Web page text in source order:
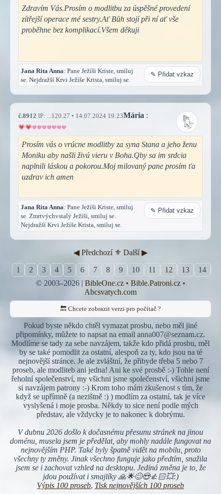
Zdravím Vás.Prosím o modlitbu za úspěšné provedení
zítřejší operace mé sestry.Ať Bůh stojí při ní ať vše
proběhne bez komplikací.Všem děkuji
Jana Rita Anna: Pane Ježíši Kriste, smiluj
se. Nejdražší Krvi Ježíše Krista, smiluj se.
✎ Přidat vzkaz
č.8912 IP: ...120.27 • 14.07.2024 19:23Mária :
Prosím vás o vrúcne modlitby za syna Stana a jeho ženu
Moniku aby našli živú vieru v Boha.Qby sa im srdcia
naplnili láskou a pokorou.Moj milovaný pane prosím ťa
uzdrav ich amen
Jana Rita Anna: Pane Ježíši Kriste, smiluj
se. Zmrtvýchvstalý Ježíši, smiluj se.
Nejdražší Krvi Ježíše Krista, smiluj se.
✎ Přidat vzkaz
◀︎ Předchozí ⚜︎ Další ▶︎
1 2 3 4 5 6 7 8 9 10 11 12 13 14
© 2003–2026 | BibleOne.cz• Bible.Patroni.cz•
Abcsvatych.com
🔙 Chcete zobrazit verzi pro počítač ?
Pokud byste někdo chtěl vymazat prosbu, nebo měl jiné
připomínky, můžete to napsat na email anna007@seznam.cz.
Modlíme se tady za sebe navzájem, takže kdo přidá prosbu, měl
by se také pomodlit za ostatní, alespoň za ty, kdo jsou na té
nejnovější stránce. Je ale zvláštní, že přibyde třeba 5 nebo 7
proseb, ale modliteb ani jedna! Ani ke své prosbě :-) Tohle není
řeholní společenství, my všichni jsme společenství, všichni jsme
si navzájem patrony :-) Krom toho mám zkušenost s tím, že
když se upřímně (a nezištně :) ) modlím za ostatní, tak je více
vyslyšená i moje prosba. Někdy to sice není podle mých
představ, ale vždycky je to nakonec k dobrýmu.
V dubnu 2026 došlo k dočasnému přesunu stránek na jinou
doménu, musela jsem je předělat, aby mohly nadále fungovat na
nejnovějším PHP. Také byly špatně vidět na mobilu, proto
všechny ty změny. Jinak všechno funguje jako předtím, snažila
jsem se i zachovat vzhled na desktopu. Jediná změna je to, že
jdou používat i smajlíky 🙏🌟😊😍👍🏻💥:)
Výpis 100 proseb, Tisk nejnovějších 100 proseb